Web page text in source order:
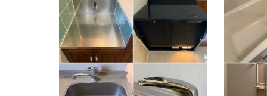
空室クリーニング
内装リフォーム